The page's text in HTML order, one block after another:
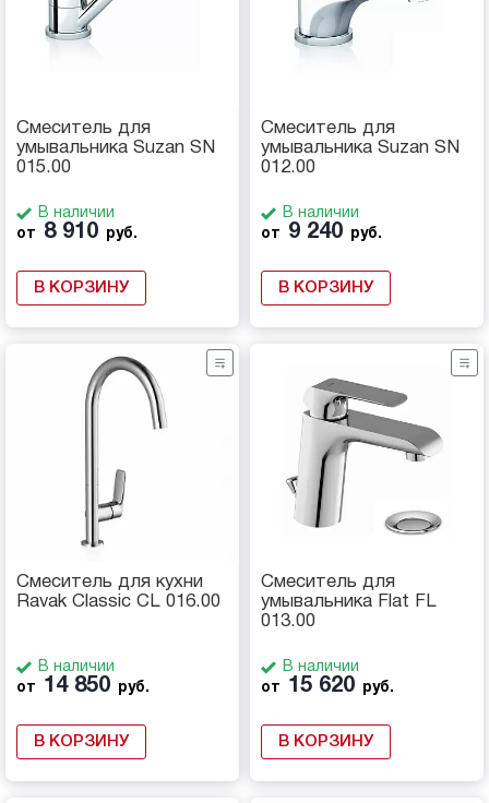
Смеситель для
умывальника Suzan SN
015.00
В наличии
от
8 910 руб.
В КОРЗИНУ
Смеситель для
умывальника Suzan SN
012.00
В наличии
от
9 240 руб.
В КОРЗИНУ
Смеситель для кухни
Ravak Classic CL 016.00
В наличии
от
14 850 руб.
В КОРЗИНУ
Смеситель для
умывальника Flat FL
013.00
В наличии
от
15 620 руб.
В КОРЗИНУ